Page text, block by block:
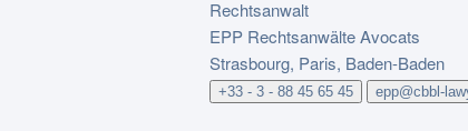
Rechtsanwalt
EPP Rechtsanwälte Avocats
Strasbourg, Paris, Baden-Baden
+33 - 3 - 88 45 65 45 epp@cbbl-